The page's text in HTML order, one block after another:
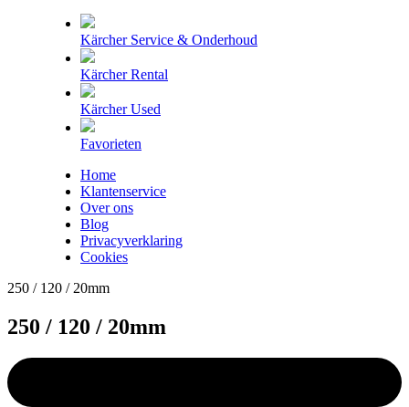
Kärcher Service & Onderhoud
Kärcher Rental
Kärcher Used
Favorieten
Home
Klantenservice
Over ons
Blog
Privacyverklaring
Cookies
250 / 120 / 20mm
250 / 120 / 20mm